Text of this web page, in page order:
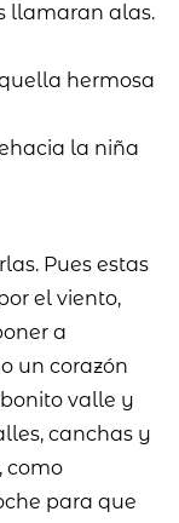
llamaran alas.
hermosa
la niña
Pues estas
el viento,
a
un corazón
valle y
canchas y
como
para que